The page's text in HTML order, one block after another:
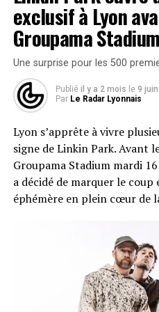
encadrent l’ensemble
traversée. On sent que
écrit un texte : avec un
résolution. La cover, qui
San.
L’intro, « Il fait tout gris »,
atmosphère que l’on
brumeuse, pesante et
l’EP.
Deuil, zones
« Calcifer »
émotionnellement. Son
choix de vie, j’ai nada si je
vrai, je l’ai dit au cimetière.
« t’as qu’à t’y faire » donc
exclusif à Lyon
Groupama Stadium
Une surprise pour les 500
Publié il y a 2 mois le 9
Par Le Radar Lyonnais
Lyon s’apprête à vivre
signe de Linkin Park. Avant
Groupama Stadium mardi
a décidé de marquer le
éphémère en plein cœur de